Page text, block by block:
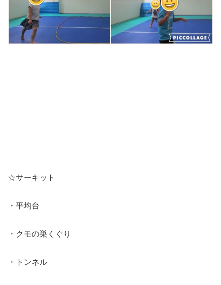
☆サーキット
・平均台
・クモの巣くぐり
・トンネル